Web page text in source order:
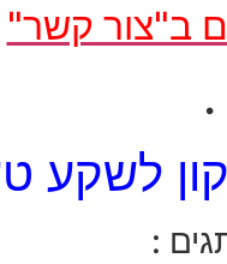
ב"צור קשר"
.
לשקע
: